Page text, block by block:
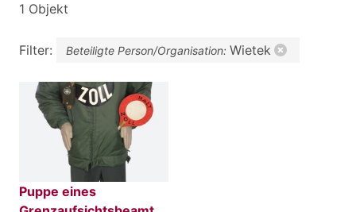
1 Objekt
Filter: Beteiligte Person/Organisation: Wietek
Puppe eines